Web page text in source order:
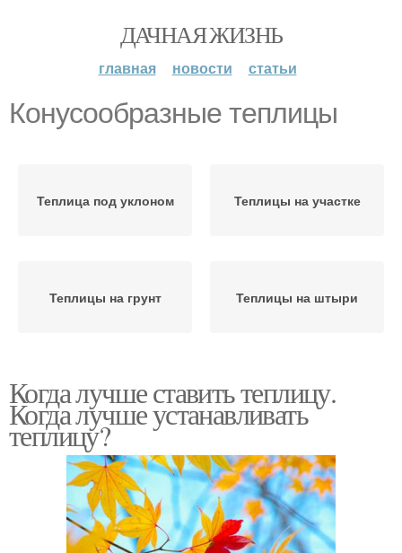
ДАЧНАЯ ЖИЗНЬ
главная новости статьи
Конусообразные теплицы
Теплица под уклоном Теплицы на участке
Теплицы на грунт Теплицы на штыри
Когда лучше ставить теплицу.
Когда лучше устанавливать
теплицу?